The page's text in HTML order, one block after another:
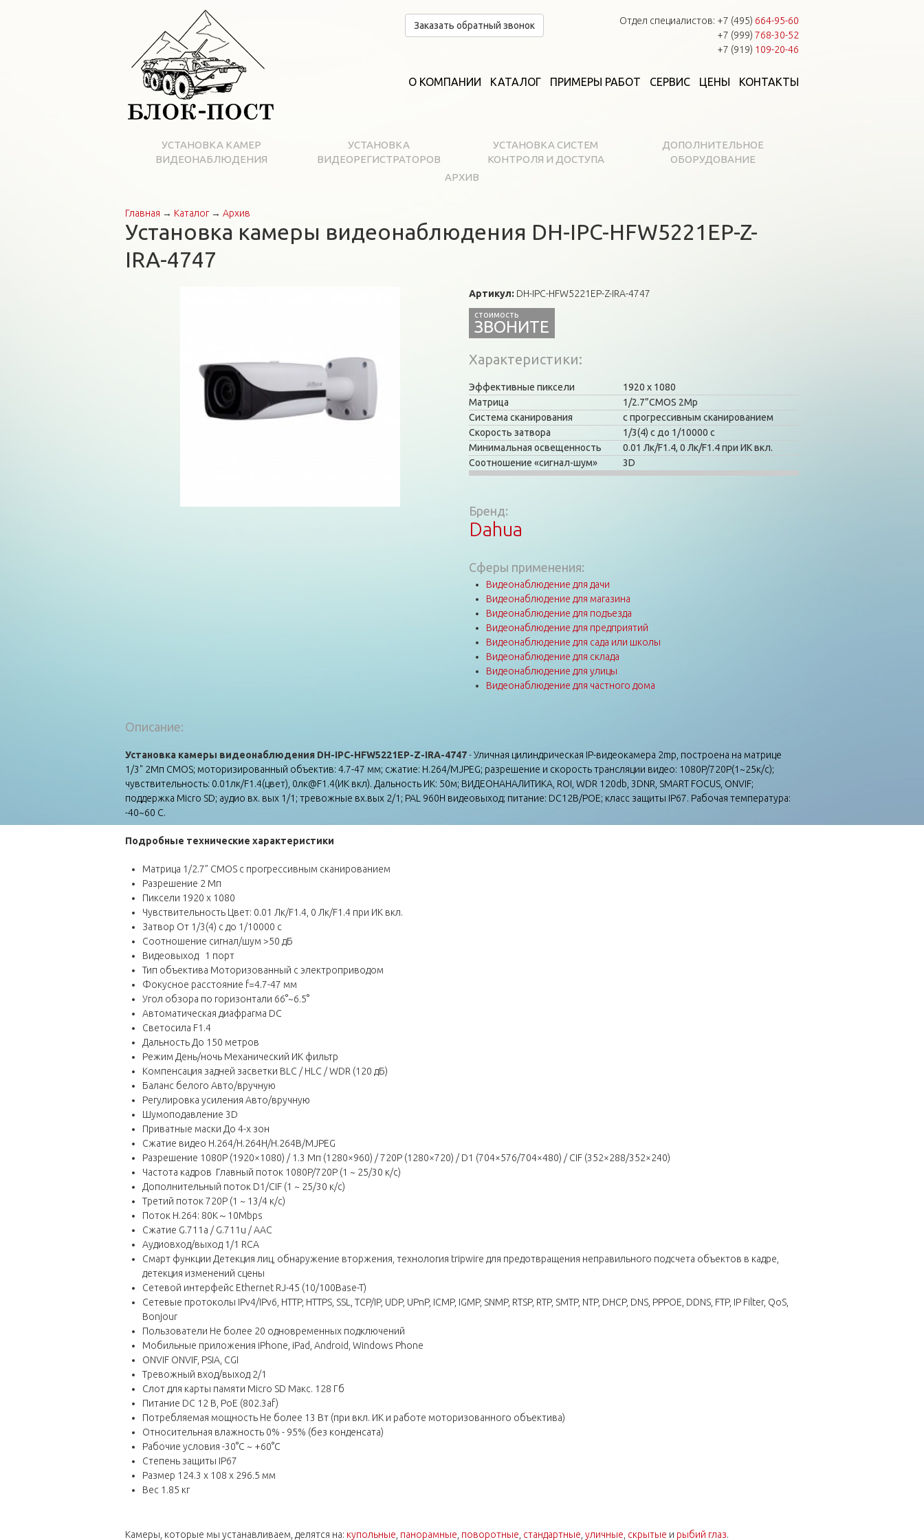
Заказать обратный звонок Отдел специалистов: +7 (495) 664-95-60
+7 (999) 768-30-52
+7 (919) 109-20-46
О КОМПАНИИ КАТАЛОГ ПРИМЕРЫ РАБОТ СЕРВИС ЦЕНЫ КОНТАКТЫ
УСТАНОВКА КАМЕР
ВИДЕОНАБЛЮДЕНИЯ
УСТАНОВКА
ВИДЕОРЕГИСТРАТОРОВ
УСТАНОВКА СИСТЕМ
КОНТРОЛЯ И ДОСТУПА
ДОПОЛНИТЕЛЬНОЕ
ОБОРУДОВАНИЕ
АРХИВ
Вы здесь
Главная → Каталог→ Архив
Установка камеры видеонаблюдения DH-IPC-HFW5221EP-Z-
IRA-4747
Артикул: DH-IPC-HFW5221EP-Z-IRA-4747
ЗВОНИТЕ
Характеристики
Эффективные пиксели
1920 x 1080
Матрица
1/2.7”CMOS 2Mp
Система сканирования
с прогрессивным сканированием
Скорость затвора
1/3(4) с до 1/10000 с
Минимальная освещенность
0.01 Лк/F1.4, 0 Лк/F1.4 при ИК вкл.
Соотношение «сигнал-шум»
3D
Бренд:
Dahua
Сферы применения:
Видеонаблюдение для дачи
Видеонаблюдение для магазина
Видеонаблюдение для подъезда
Видеонаблюдение для предприятий
Видеонаблюдение для сада или школы
Видеонаблюдение для склада
Видеонаблюдение для улицы
Видеонаблюдение для частного дома
Описание:
Установка камеры видеонаблюдения DH-IPC-HFW5221EP-Z-IRA-4747-Уличная цилиндрическая IP-видеокамера 2mp, построена на матрице
1/3" 2Mп CMOS; моторизированный объектив: 4.7-47 мм; сжатие: H.264/MJPEG; разрешение и скорость трансляции видео: 1080P/720P(1~25к/c);
чувствительность: 0.01лк/F1.4(цвет), 0лк@F1.4(ИК вкл). Дальность ИК: 50м; ВИДЕОНАНАЛИТИКА, ROI, WDR 120db, 3DNR, SMART FOCUS, ONVIF;
поддержка Micro SD; аудио вх. вых 1/1; тревожные вх.вых 2/1; PAL 960H видеовыход; питание: DC12В/POE; класс защиты IP67. Рабочая температура:
-40~60 С.
Подробные технические характеристики
Матрица 1/2.7” CMOS с прогрессивным сканированием
Разрешение 2 Мп
Пиксели 1920 x 1080
Чувствительность Цвет: 0.01 Лк/F1.4, 0 Лк/F1.4 при ИК вкл.
Затвор От 1/3(4) с до 1/10000 с
Соотношение сигнал/шум >50 дБ
Видеовыход 1 порт
Тип объектива Моторизованный с электроприводом
Фокусное расстояние f=4.7-47 мм
Угол обзора по горизонтали 66°~6.5°
Автоматическая диафрагма DC
Светосила F1.4
Дальность До 150 метров
Режим День/ночь Механический ИК фильтр
Компенсация задней засветки BLC / HLC / WDR (120 дБ)
Баланс белого Авто/вручную
Регулировка усиления Авто/вручную
Шумоподавление 3D
Приватные маски До 4-х зон
Сжатие видео H.264/H.264H/H.264B/MJPEG
Разрешение 1080P (1920×1080) / 1.3 Мп (1280×960) / 720P (1280×720) / D1 (704×576/704×480) / CIF (352×288/352×240)
Частота кадров Главный поток 1080P/720Р (1 ~ 25/30 к/с)
Дополнительный поток D1/CIF (1 ~ 25/30 к/с)
Третий поток 720P (1 ~ 13/4 к/с)
Поток H.264: 80K～10Mbps
Сжатие G.711a / G.711u / AAC
Аудиовход/выход 1/1 RCA
Смарт функции Детекция лиц, обнаружение вторжения, технология tripwire для предотвращения неправильного подсчета объектов в кадре,
детекция изменений сцены
Сетевой интерфейс Ethernet RJ-45 (10/100Base-T)
Сетевые протоколы IPv4/IPv6, HTTP, HTTPS, SSL, TCP/IP, UDP, UPnP, ICMP, IGMP, SNMP, RTSP, RTP, SMTP, NTP, DHCP, DNS, PPPOE, DDNS, FTP, IP Filter, QoS,
Bonjour
Пользователи Не более 20 одновременных подключений
Мобильные приложения iPhone, iPad, Android, Windows Phone
ONVIF ONVIF, PSIA, CGI
Тревожный вход/выход 2/1
Слот для карты памяти Micro SD Макс. 128 Гб
Питание DC 12 В, PoE (802.3af)
Потребляемая мощность Не более 13 Вт (при вкл. ИК и работе моторизованного объектива)
Относительная влажность 0% - 95% (без конденсата)
Рабочие условия -30°C ~ +60°C
Степень защиты IP67
Размер 124.3 х 108 х 296.5 мм
Вес 1.85 кг
Камеры, которые мы устанавливаем, делятся на: купольные панорамные поворотные стандартные уличные скрытые и рыбий глаз.